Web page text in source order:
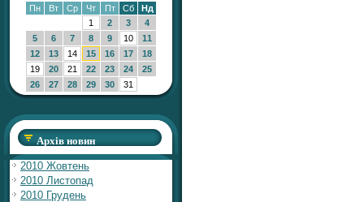
Пн
Вт Ср Чт Пт Сб
Нд
1
2 3
4
5
6 7 8 9 10
11
12
13 14 15 16 17
18
19
20 21 22 23 24
25
26
27 28 29 30 31
Архів новин
2010 Жовтень
2010 Листопад
2010 Грудень